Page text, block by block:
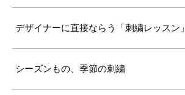
デザイナーに直接ならう「刺繍レッスン」
シーズンもの、季節の刺繍